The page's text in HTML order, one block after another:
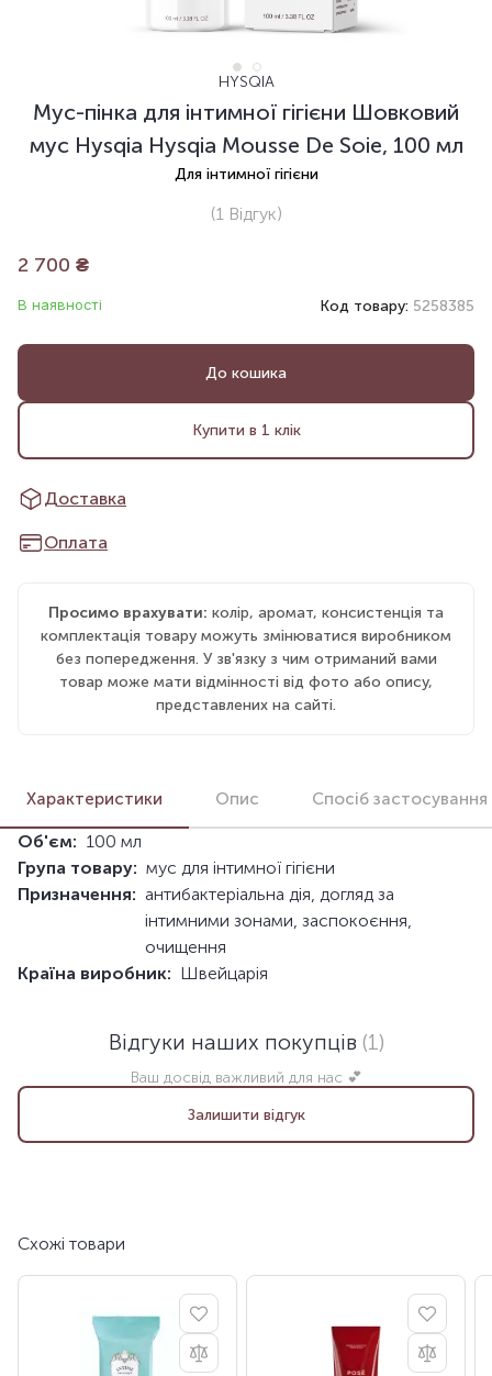
HYSQIA
Мус-пінка для інтимної гігієни Шовковий
мус Hysqia Hysqia Mousse De Soie, 100 мл
Для інтимної гігієни
(1Відгук)
2 700 ₴
В наявності Код товару: 5258385
До кошика
Купити в 1 клік
Доставка
Оплата
Просимо врахувати: колір, аромат, консистенція та
комплектація товару можуть змінюватися виробником
без попередження. У зв'язку з чим отриманий вами
товар може мати відмінності від фото або опису,
представлених на сайті.
Характеристики Опис Спосіб застосування
Об'єм: 100 мл
Група товару: мус для інтимної гігієни
Призначення: антибактеріальна дія, догляд за
інтимними зонами, заспокоєння,
очищення
Країна виробник: Швейцарія
Відгуки наших покупців (1)
Ваш досвід важливий для нас 💕
Залишити відгук
Схожі товари